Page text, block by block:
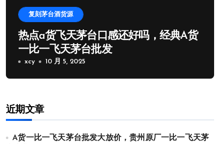
复刻茅台酒货源
热点a货飞天茅台口感还好吗，经典A货
一比一飞天茅台批发
xcy 10 月 5, 2025
近期文章
A货一比一飞天茅台批发大放价，贵州原厂一比一飞天茅